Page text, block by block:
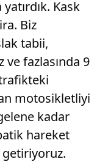
yatırdık. Kask
Biz
tabii,
fazlasında 9
motosikletliyi
kadar
hareket